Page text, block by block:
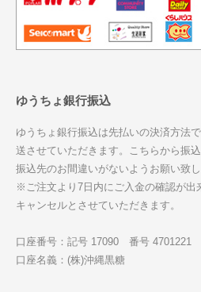
ゆうちょ銀行振込
ゆうちょ銀行振込は先払いの決済方法
送させていただきます。こちらから振
振込先のお間違いがないようお願い致し
※ご注文より7日内にご入金の確認が出
キャンセルとさせていただきます。
口座番号：記号 17090 番号 4701221
口座名義：(株)沖縄黒糖